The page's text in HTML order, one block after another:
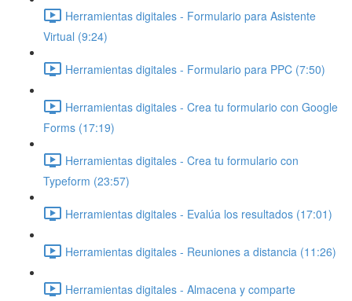
Herramientas digitales - Formulario para Asistente
Virtual (9:24)
Herramientas digitales - Formulario para PPC (7:50)
Herramientas digitales - Crea tu formulario con Google
Forms (17:19)
Herramientas digitales - Crea tu formulario con
Typeform (23:57)
Herramientas digitales - Evalúa los resultados (17:01)
Herramientas digitales - Reuniones a distancia (11:26)
Herramientas digitales - Almacena y comparte